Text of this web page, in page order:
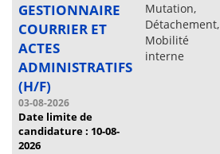
GESTIONNAIRE
COURRIER ET
ACTES
ADMINISTRATIFS
(H/F)
03-08-2026
Date limite de
candidature : 10-08-
2026
Mutation,
Détachement,
Mobilité
interne